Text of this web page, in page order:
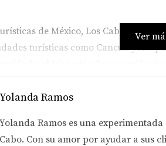
de México, Los Cabos
turísticas como Cancún y
y atractiva para quienes buscan
y la infraestructura moderna hacen
Ver
Yolanda Ramos
Yolanda Ramos es una
Cabo. Con su amor por ayudar a sus